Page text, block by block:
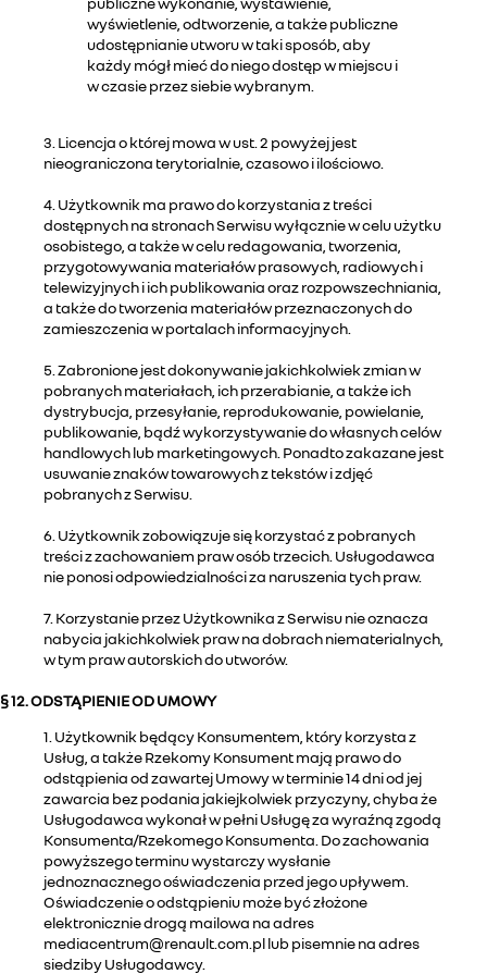
wyświetlenie, odtworzenie, a także publiczne
udostępnianie utworu w taki sposób, aby
każdy mógł mieć do niego dostęp w miejscu i
w czasie przez siebie wybranym.
3. Licencja o której mowa w ust. 2 powyżej jest
nieograniczona terytorialnie, czasowo i ilościowo.
4. Użytkownik ma prawo do korzystania z treści
dostępnych na stronach Serwisu wyłącznie w celu użytku
osobistego, a także w celu redagowania, tworzenia,
przygotowywania materiałów prasowych, radiowych i
telewizyjnych i ich publikowania oraz rozpowszechniania,
a także do tworzenia materiałów przeznaczonych do
zamieszczenia w portalach informacyjnych.
5. Zabronione jest dokonywanie jakichkolwiek zmian w
pobranych materiałach, ich przerabianie, a także ich
dystrybucja, przesyłanie, reprodukowanie, powielanie,
publikowanie, bądź wykorzystywanie do własnych celów
handlowych lub marketingowych. Ponadto zakazane jest
usuwanie znaków towarowych z tekstów i zdjęć
pobranych z Serwisu.
6. Użytkownik zobowiązuje się korzystać z pobranych
treści z zachowaniem praw osób trzecich. Usługodawca
nie ponosi odpowiedzialności za naruszenia tych praw.
7. Korzystanie przez Użytkownika z Serwisu nie oznacza
nabycia jakichkolwiek praw na dobrach niematerialnych,
w tym praw autorskich do utworów.
§ 12. ODSTĄPIENIE OD UMOWY
1. Użytkownik będący Konsumentem, który korzysta z
Usług, a także Rzekomy Konsument mają prawo do
odstąpienia od zawartej Umowy w terminie 14 dni od jej
zawarcia bez podania jakiejkolwiek przyczyny, chyba że
Usługodawca wykonał w pełni Usługę za wyraźną zgodą
Konsumenta/Rzekomego Konsumenta. Do zachowania
powyższego terminu wystarczy wysłanie
jednoznacznego oświadczenia przed jego upływem.
Oświadczenie o odstąpieniu może być złożone
elektronicznie drogą mailowa na adres
mediacentrum@renault.com.pl lub pisemnie na adres
siedziby Usługodawcy.